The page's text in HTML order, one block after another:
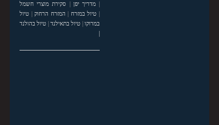
|מדריך יפן
סקירת מוצרי חשמל
טיול במזרח המזרח הרחוק| טיול
במרוקו| טיול בתאילנד| טיול בהולנד